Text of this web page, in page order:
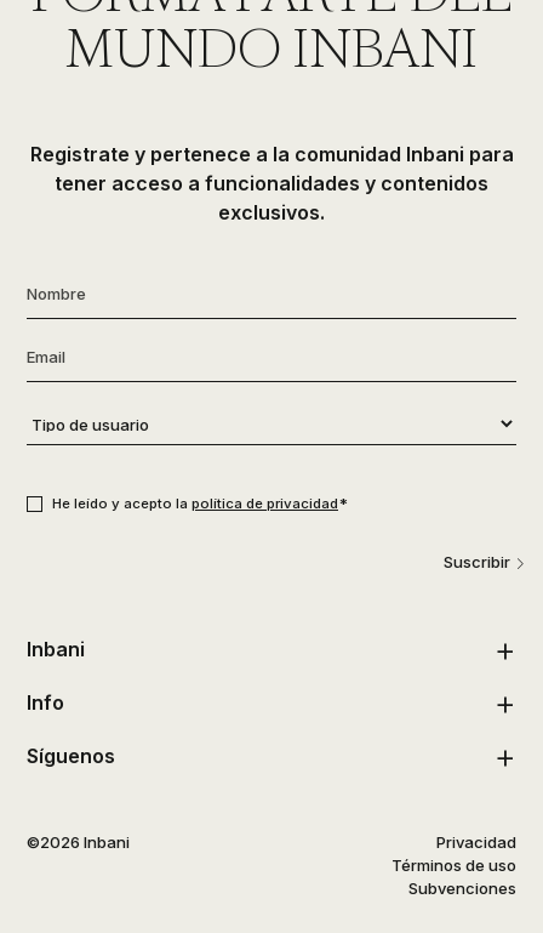
MUNDO INBANI
Registrate y pertenece a la comunidad Inbani para
tener acceso a funcionalidades y contenidos
exclusivos.
Nombre
Email
Tipo
de
He leído y acepto la política de privacidad*
Suscribir
Inbani
Info
Síguenos
©2026 Inbani
Privacidad
Términos de uso
Subvenciones